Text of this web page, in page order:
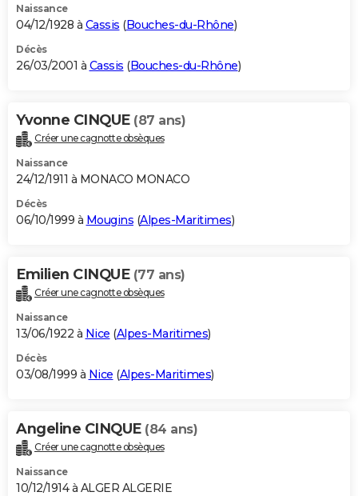
Naissance
04/12/1928 à Cassis (Bouches-du-Rhône)
Décès
26/03/2001 à Cassis (Bouches-du-Rhône)
Yvonne CINQUE (87 ans)
Créer une cagnotte obsèques
Naissance
24/12/1911 à MONACO MONACO
Décès
06/10/1999 à Mougins (Alpes-Maritimes)
Emilien CINQUE (77 ans)
Créer une cagnotte obsèques
Naissance
13/06/1922 à Nice (Alpes-Maritimes)
Décès
03/08/1999 à Nice (Alpes-Maritimes)
Angeline CINQUE (84 ans)
Créer une cagnotte obsèques
Naissance
10/12/1914 à ALGER ALGERIE